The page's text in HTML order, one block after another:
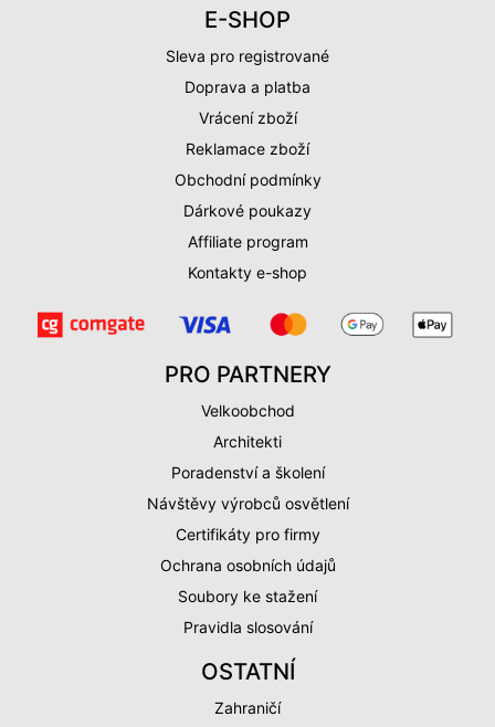
E-SHOP
Sleva pro registrované
Doprava a platba
Vrácení zboží
Reklamace zboží
Obchodní podmínky
Dárkové poukazy
Affiliate program
Kontakty e-shop
PRO PARTNERY
Velkoobchod
Architekti
Poradenství a školení
Návštěvy výrobců osvětlení
Certifikáty pro firmy
Ochrana osobních údajů
Soubory ke stažení
Pravidla slosování
OSTATNÍ
Zahraničí